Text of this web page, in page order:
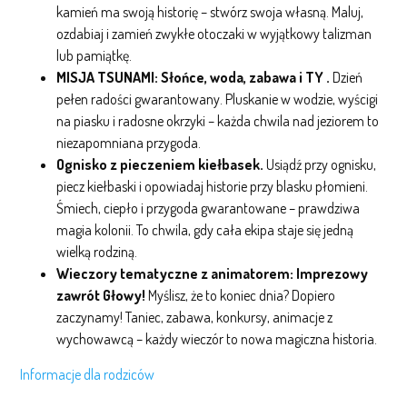
kamień ma swoją historię – stwórz swoja własną. Maluj,
ozdabiaj i zamień zwykłe otoczaki w wyjątkowy talizman
lub pamiątkę.
MISJA TSUNAMI: Słońce, woda, zabawa i TY .Dzień
pełen radości gwarantowany. Pluskanie w wodzie, wyścigi
na piasku i radosne okrzyki – każda chwila nad jeziorem to
niezapomniana przygoda.
Ognisko z pieczeniem kiełbasek.Usiądź przy ognisku,
piecz kiełbaski i opowiadaj historie przy blasku płomieni.
Śmiech, ciepło i przygoda gwarantowane – prawdziwa
magia kolonii. To chwila, gdy cała ekipa staje się jedną
wielką rodziną.
Wieczory tematyczne z animatorem: Imprezowy
zawrót Głowy!Myślisz, że to koniec dnia? Dopiero
zaczynamy! Taniec, zabawa, konkursy, animacje z
wychowawcą – każdy wieczór to nowa magiczna historia.
Informacje dla rodziców